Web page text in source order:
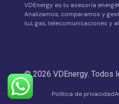
VDEnergy es tu asesoría
Analizamos, comparamos y
luz, gas, telecomunicaciones y
© 2026 VDEnergy. Todos
Política de privacidad